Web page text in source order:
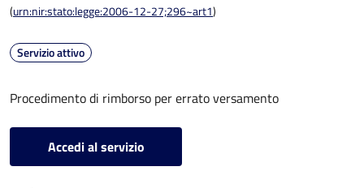
(urn:nir:stato:legge:2006-12-27;296~art1)
Servizio attivo
Procedimento di rimborso per errato versamento
Accedi al servizio